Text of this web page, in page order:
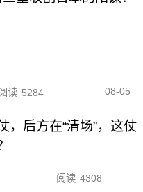
读 5284 08-05
，后方在“清场”，这仗
阅读 4308